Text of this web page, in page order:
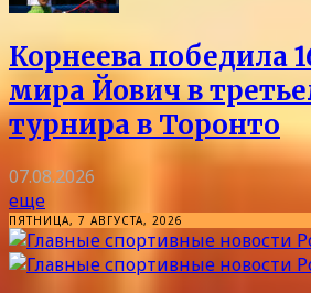
Корнеева победила
мира Йович в
турнира в Торонто
07.08.2026
еще
ПЯТНИЦА, 7 АВГУСТА, 2026